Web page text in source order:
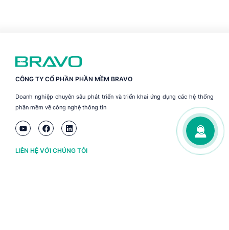
CÔNG TY CỔ PHẦN PHẦN MỀM BRAVO
Doanh nghiệp chuyên sâu phát triển và triển khai ứng dụng các hệ thống
phần mềm về công nghệ thông tin
LIÊN HỆ VỚI CHÚNG TÔI